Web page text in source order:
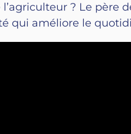
? Le père
qui améliore le